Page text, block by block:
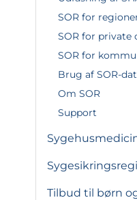
SOR for
SOR for private
SOR for
Brug af SOR-
Om SOR
Support
Tilbud til børn